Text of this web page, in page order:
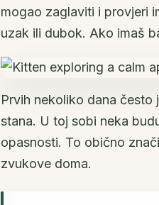
mogao zaglaviti i provjeri
uzak ili dubok. Ako imaš
Prvih nekoliko dana često
stana. U toj sobi neka
opasnosti. To obično
zvukove doma.